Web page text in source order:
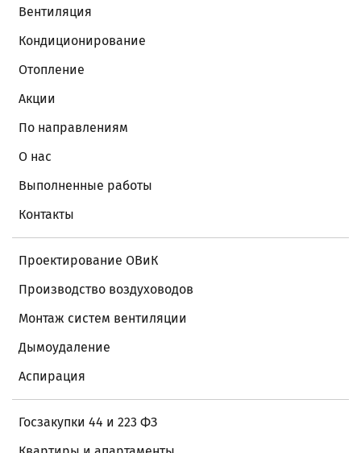
Вентиляция
Кондиционирование
Отопление
Акции
По направлениям
О нас
Выполненные работы
Контакты
Проектирование ОВиК
Производство воздуховодов
Монтаж систем вентиляции
Дымоудаление
Аспирация
Госзакупки 44 и 223 ФЗ